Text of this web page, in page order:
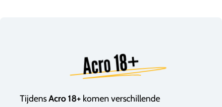
Acro 18+
TijdensAcro 18+ komen verschillende